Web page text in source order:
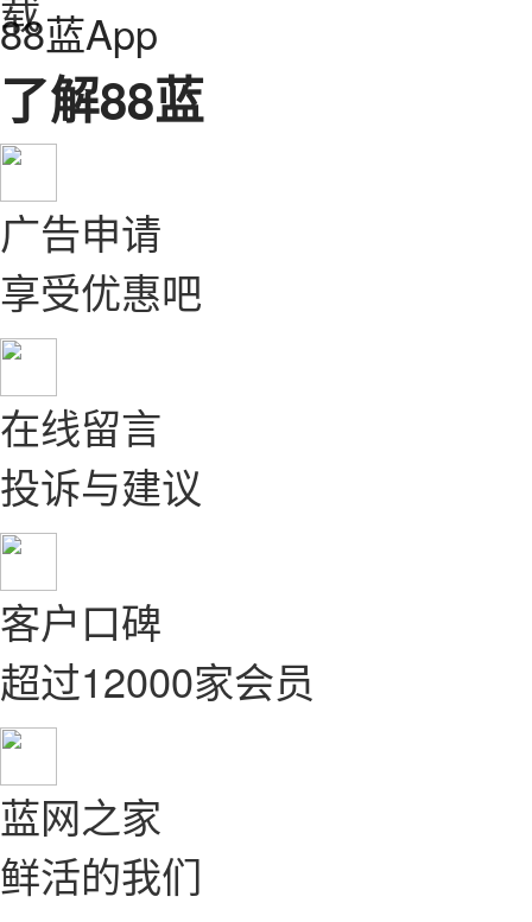
88蓝App
了解88蓝
广告申请
享受优惠吧
在线留言
投诉与建议
客户口碑
超过12000家会员
蓝网之家
鲜活的我们